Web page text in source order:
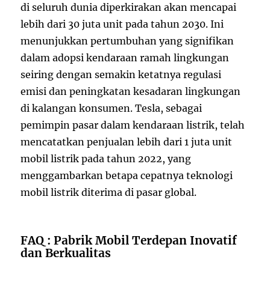
di seluruh dunia diperkirakan akan mencapai
lebih dari 30 juta unit pada tahun 2030. Ini
menunjukkan pertumbuhan yang signifikan
dalam adopsi kendaraan ramah lingkungan
seiring dengan semakin ketatnya regulasi
emisi dan peningkatan kesadaran lingkungan
di kalangan konsumen. Tesla, sebagai
pemimpin pasar dalam kendaraan listrik, telah
mencatatkan penjualan lebih dari 1 juta unit
mobil listrik pada tahun 2022, yang
menggambarkan betapa cepatnya teknologi
mobil listrik diterima di pasar global.
FAQ : Pabrik Mobil Terdepan Inovatif
dan Berkualitas